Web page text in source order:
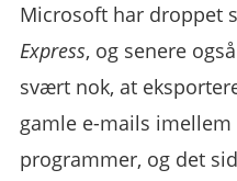
Microsoft har droppet
Express, og senere også
svært nok, at
gamle e-mails
programmer, og det